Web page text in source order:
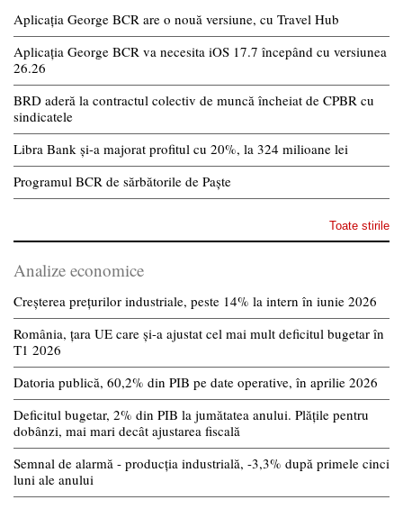
Aplicația George BCR are o nouă versiune, cu Travel Hub
Aplicația George BCR va necesita iOS 17.7 începând cu versiunea
26.26
BRD aderă la contractul colectiv de muncă încheiat de CPBR cu
sindicatele
Libra Bank și-a majorat profitul cu 20%, la 324 milioane lei
Programul BCR de sărbătorile de Paște
Toate stirile
Analize economice
Creșterea prețurilor industriale, peste 14% la intern în iunie 2026
România, țara UE care și-a ajustat cel mai mult deficitul bugetar în
T1 2026
Datoria publică, 60,2% din PIB pe date operative, în aprilie 2026
Deficitul bugetar, 2% din PIB la jumătatea anului. Plățile pentru
dobânzi, mai mari decât ajustarea fiscală
Semnal de alarmă - producția industrială, -3,3% după primele cinci
luni ale anului